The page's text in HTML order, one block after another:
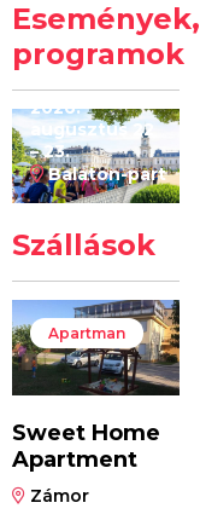
Események,
programok
Kilóméterek
2026
2026.
augusztus 22
– 23.
Balaton-part
Szállások
Apartman
Sweet Home
Apartment
Zámor